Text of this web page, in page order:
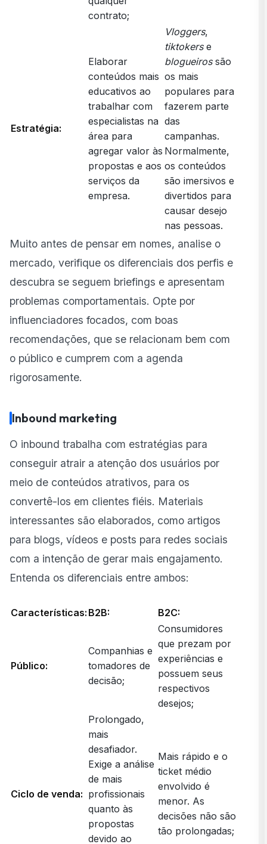
contrato;
Estratégia:
Elaborar
conteúdos mais
educativos ao
trabalhar com
especialistas na
área para
agregar valor às
propostas e aos
serviços da
empresa.
Vloggers,
tiktokerse
blogueirossão
os mais
populares para
fazerem parte
das
campanhas.
Normalmente,
os conteúdos
são imersivos e
divertidos para
causar desejo
nas pessoas.
Muito antes de pensar em nomes, analise o
mercado, verifique os diferenciais dos perfis e
descubra se seguem briefings e apresentam
problemas comportamentais. Opte por
influenciadores focados, com boas
recomendações, que se relacionam bem com
o público e cumprem com a agenda
rigorosamente.
Inbound marketing
O inbound trabalha com estratégias para
conseguir atrair a atenção dos usuários por
meio de conteúdos atrativos, para os
convertê-los em clientes fiéis. Materiais
interessantes são elaborados, como artigos
para blogs, vídeos e posts para redes sociais
com a intenção de gerar mais engajamento.
Entenda os diferenciais entre ambos:
Características: B2B: B2C:
Público:
Companhias e
tomadores de
decisão;
Consumidores
que prezam por
experiências e
possuem seus
respectivos
desejos;
Ciclo de venda:
Prolongado,
mais
desafiador.
Exige a análise
de mais
profissionais
quanto às
propostas
devido ao
Mais rápido e o
ticket médio
envolvido é
menor. As
decisões não são
tão prolongadas;